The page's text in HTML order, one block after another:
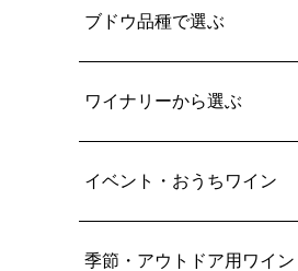
ブドウ品種で選ぶ
ワイナリーから選ぶ
イベント・おうちワイン
季節・アウトドア用ワイン